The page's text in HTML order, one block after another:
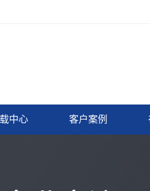
中心 客户案例